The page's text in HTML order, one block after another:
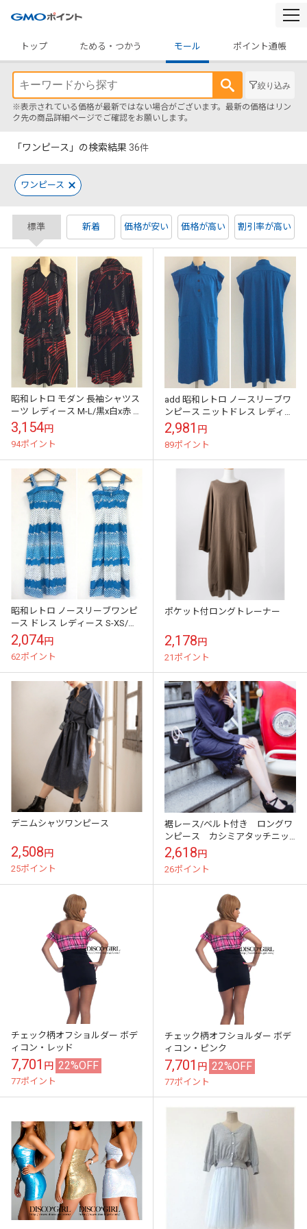
トップ
ためる・つかう モール ポイント通帳
絞り込み
※表示されている価格が最新ではない場合がございます。最新の価格はリン
ク先の商品詳細ページでご確認をお願いします。
「ワンピース」の検索結果 36件
ワンピース
標準 新着 価格が安い 価格が高い 割引率が高い
昭和レトロ モダン 長袖シャツス
ーツ レディース M-L/黒x白x赤 総
柄 レトロ柄 ツーピース ポリシャ
ツ ジャケット フレアス...
3,154円
94ポイント
add 昭和レトロ ノースリーブワ
ンピース ニットドレス レディー
ス M-L/青・ブルー 無地 プルオー
バー 送料無料 古着卸
2,981 円
89ポイント
昭和レトロ ノースリーブワンピ
ース ドレス レディース S-XS/白x
水色 水玉 葉柄 モダン ドッド キ
ャミワンピ 送料無料 国...
2,074円
62ポイント
ポケット付ロングトレーナー
2,178円
21ポイント
デニムシャツワンピース
2,508円
25ポイント
裾レース/ベルト付き ロングワ
ンピース カシミアタッチニッ
ト
2,618円
26ポイント
チェック柄オフショルダー ボデ
ィコン・レッド
7,701 円 22%OFF
77ポイント
チェック柄オフショルダー ボデ
ィコン・ピンク
7,701 円 22%OFF
77ポイント